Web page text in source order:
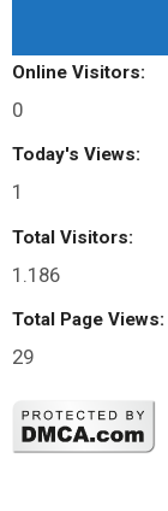
Online Visitors:
0
Today's Views:
1
Total Visitors:
1.186
Total Page Views:
29